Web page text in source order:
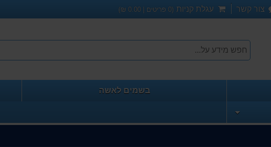
צור קשר עגלת קניות (
0 פריטים | 0.00
₪)
בשמים לאשה